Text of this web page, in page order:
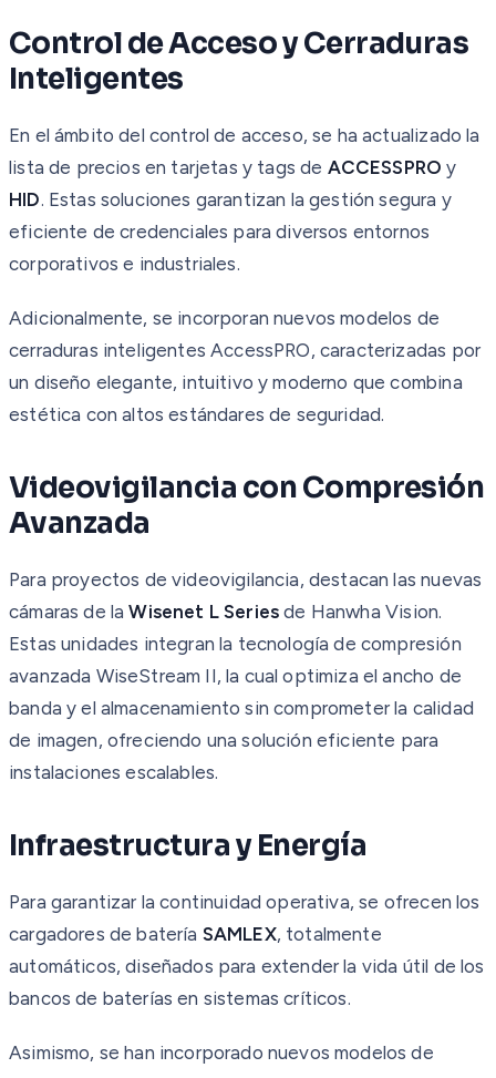
Control de Acceso y Cerraduras
Inteligentes
En el ámbito del control de acceso, se ha actualizado la
lista de precios en tarjetas y tags de ACCESSPRO y
HID. Estas soluciones garantizan la gestión segura y
eficiente de credenciales para diversos entornos
corporativos e industriales.
Adicionalmente, se incorporan nuevos modelos de
cerraduras inteligentes AccessPRO, caracterizadas por
un diseño elegante, intuitivo y moderno que combina
estética con altos estándares de seguridad.
Videovigilancia con Compresión
Avanzada
Para proyectos de videovigilancia, destacan las nuevas
cámaras de laWisenet L Series de Hanwha Vision.
Estas unidades integran la tecnología de compresión
avanzada WiseStream II, la cual optimiza el ancho de
banda y el almacenamiento sin comprometer la calidad
de imagen, ofreciendo una solución eficiente para
instalaciones escalables.
Infraestructura y Energía
Para garantizar la continuidad operativa, se ofrecen los
cargadores de batería SAMLEX, totalmente
automáticos, diseñados para extender la vida útil de los
bancos de baterías en sistemas críticos.
Asimismo, se han incorporado nuevos modelos de